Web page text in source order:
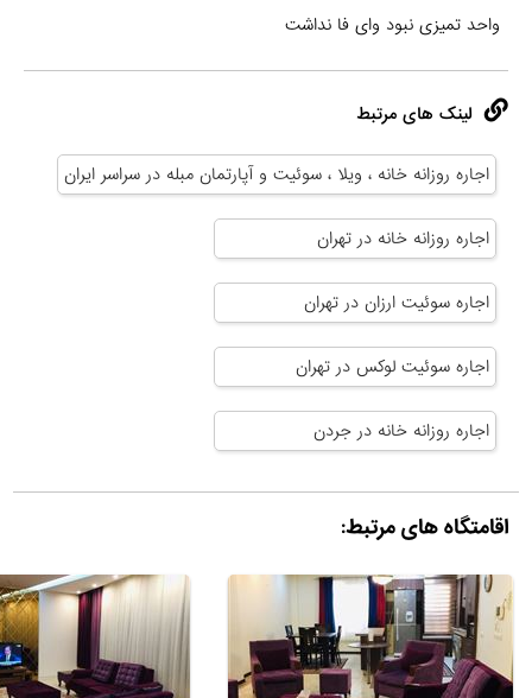
واحد تمیزی نبود وای فا نداشت
لینک های مرتبط
اجاره روزانه خانه ، ویلا ، سوئیت و آپارتمان مبله در سراسر ایران
اجاره روزانه خانه در تهران
اجاره سوئیت ارزان در تهران
اجاره سوئیت لوکس در تهران
اجاره روزانه خانه در جردن
اقامتگاه های مرتبط: